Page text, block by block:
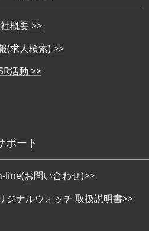
概要 >>
(求人検索) >>
活動 >>
ポート
line(お問い合わせ)>>
ジナルウォッチ 取扱説明書>>